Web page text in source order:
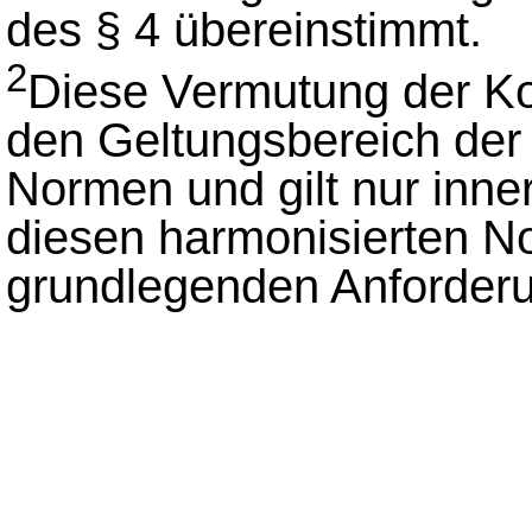
des § 4 übereinstimmt.
2Diese Vermutung der
den Geltungsbereich
Normen und gilt nur
diesen harmonisierten
grundlegenden